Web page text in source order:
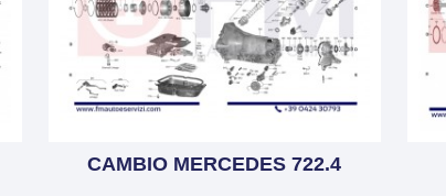
CAMBIO MERCEDES 722.4